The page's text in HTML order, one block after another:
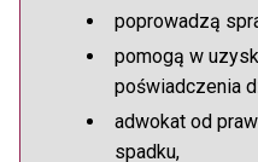
poprowadzą
pomogą w
poświadczenia
adwokat od
spadku,